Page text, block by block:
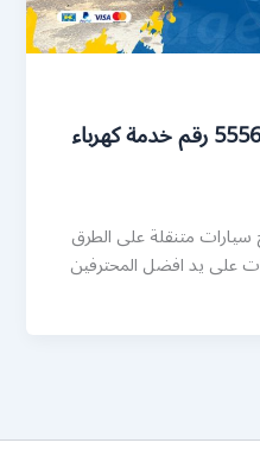
خدمة بنشر الشعب 55566920 رقم خدمة كهرباء
متنقلة على الطرق
على يد افضل المحترفين